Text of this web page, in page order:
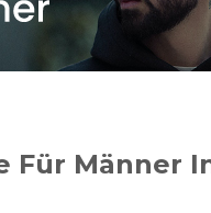
FAQ
Lieferung & Versand
Für Männer